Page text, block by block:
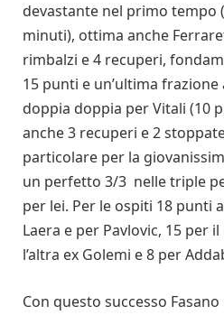
devastante nel primo tempo
minuti), ottima anche
rimbalzi e 4 recuperi,
15 punti e un’ultima frazione
doppia doppia per Vitali (10
anche 3 recuperi e 2
particolare per la
un perfetto 3/3 nelle triple
per lei. Per le ospiti 18 punti
Laera e per Pavlovic, 15 per
l’altra ex Golemi e 8 per
Con questo successo